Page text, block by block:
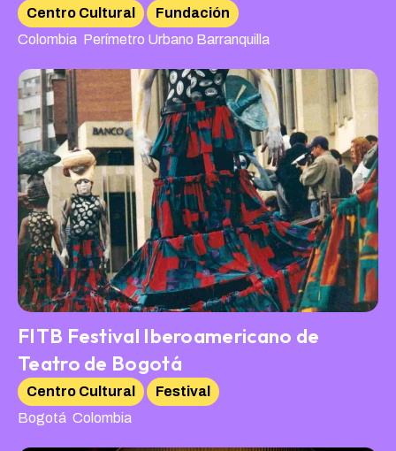
Centro Cultural
Fundación
Colombia Perímetro Urbano Barranquilla
FITB Festival Iberoamericano de
Teatro de Bogotá
Centro Cultural
Festival
Bogotá Colombia